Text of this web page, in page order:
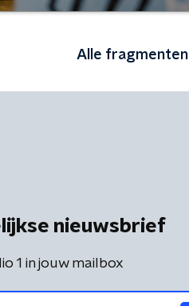
Alle fragmenten
nieuwsbrief
1 in jouw mailbox